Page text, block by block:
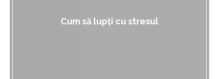
Cum să lupți cu stresul